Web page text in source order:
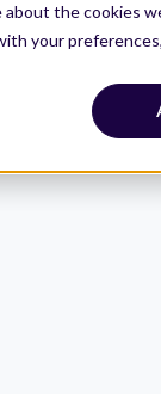
the cookies
your